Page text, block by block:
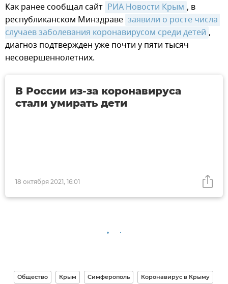
Как ранее сообщал сайт РИА Новости Крым , в
республиканском Минздраве заявили о росте числа
случаев заболевания коронавирусом среди детей ,
диагноз подтвержден уже почти у пяти тысяч
несовершеннолетних.
18 октября 2021, 16:01
В России из-за коронавируса
стали умирать дети
Общество Крым Симферополь Коронавирус в Крыму